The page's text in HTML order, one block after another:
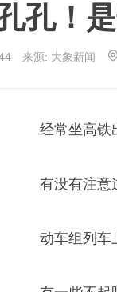
孔！
来源: 大象新闻
经常坐高铁
有没有注意
动车组列车